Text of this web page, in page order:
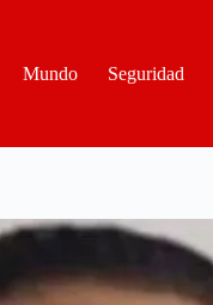
Mundo Seguridad